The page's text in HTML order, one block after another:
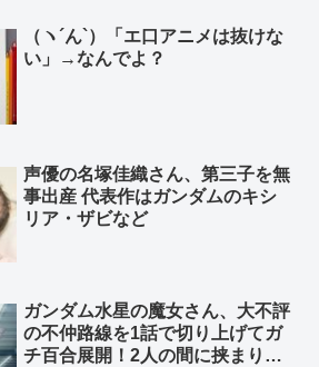
（ヽ´ん`）「エ口アニメは抜けな
い」→なんでよ？
声優の名塚佳織さん、第三子を無
事出産 代表作はガンダムのキシ
リア・ザビなど
ガンダム水星の魔女さん、大不評
の不仲路線を1話で切り上げてガ
チ百合展開！2人の間に挟まりた